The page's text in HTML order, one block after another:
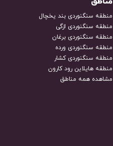
منطقه سنگنوردی بند یخچال
منطقه سنگنوردی ازگی
منطقه سنگنوردی برغان
منطقه سنگنوردی ورده
منطقه سنگنوردی کشار
منطقه هایلاین رود کارون
مشاهده همه مناطق